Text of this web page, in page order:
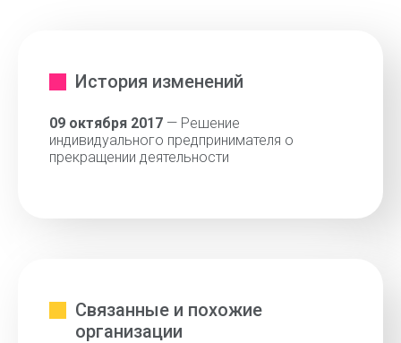
История изменений
09 октября 2017 — Решение
индивидуального предпринимателя о
прекращении деятельности
Связанные и похожие
организации